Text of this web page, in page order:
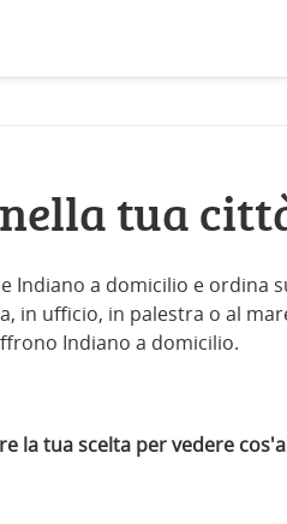
tua
Indiano a domicilio e ordina
ufficio, in palestra o al
Indiano a domicilio.
la tua scelta per vedere